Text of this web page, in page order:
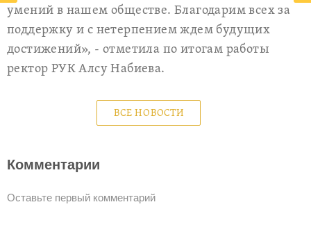
умений в нашем обществе. Благодарим всех за
поддержку и с нетерпением ждем будущих
достижений», - отметила по итогам работы
ректор РУК Алсу Набиева.
ВСЕ НОВОСТИ
Комментарии
Оставьте первый комментарий